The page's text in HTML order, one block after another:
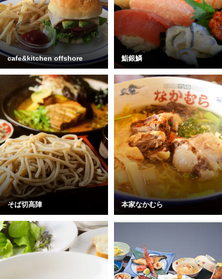
cafe&kitchen offshore 鮨銀鱗
そば切高陣 本家なかむら